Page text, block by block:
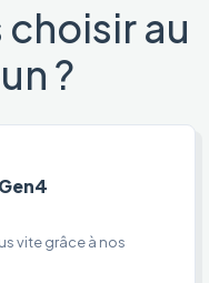
au
?
vite grâce à nos